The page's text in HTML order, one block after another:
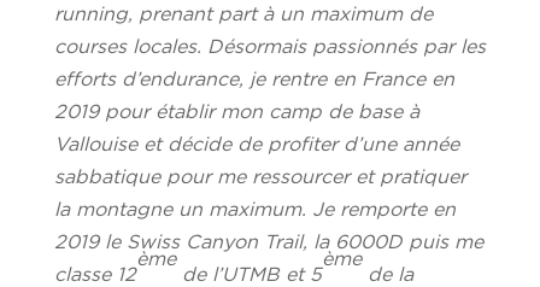
running, prenant part à un maximum de
courses locales. Désormais passionnés par les
efforts d’endurance, je rentre en France en
2019 pour établir mon camp de base à
Vallouise et décide de profiter d’une année
sabbatique pour me ressourcer et pratiquer
la montagne un maximum. Je remporte en
2019 le Swiss Canyon Trail, la 6000D puis me
classe 12
ème
de l’UTMB et 5
ème
de la